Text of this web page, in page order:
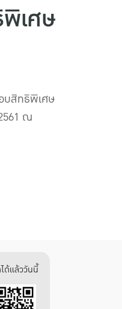
เศษ
บสิทธิพิเศษ
ณ
ด้แล้ววันนี้